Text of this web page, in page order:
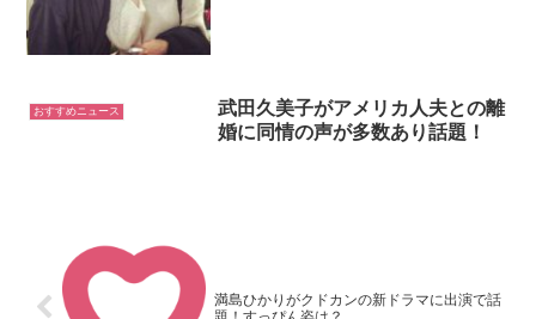
おすすめニュース
武田久美子がアメリカ人夫との離
婚に同情の声が多数あり話題！
満島ひかりがクドカンの新ドラマに出演で話